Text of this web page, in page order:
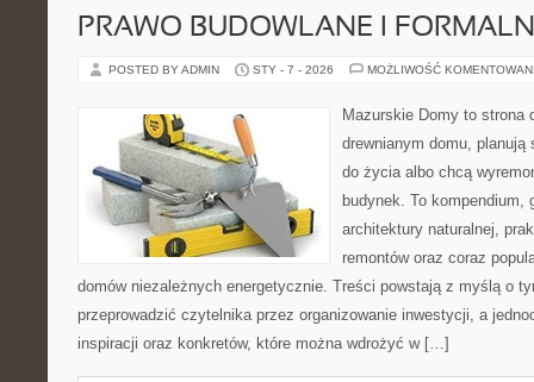
PRAWO BUDOWLANE I
POSTED BY ADMIN STY - 7 - 2026 MOŻLIWOŚĆ
Mazurskie Domy to strona
drewnianym domu, planują
do życia albo chcą
budynek. To kompendium,
architektury naturalnej,
remontów oraz coraz
domów niezależnych energetycznie. Treści powstają z myślą o
przeprowadzić czytelnika przez organizowanie inwestycji, a
inspiracji oraz konkretów, które można wdrożyć w […]